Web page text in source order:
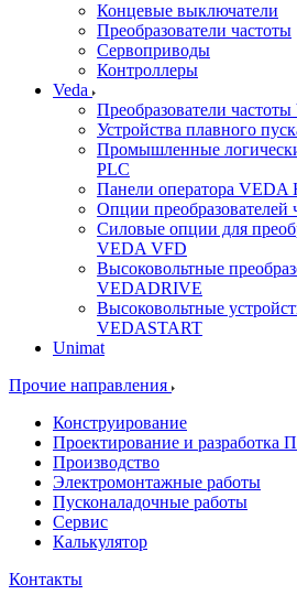
Концевые выключатели
Преобразователи частоты
Сервоприводы
Контроллеры
Veda
Преобразователи
Устройства плавного
Промышленные
PLC
Панели оператора VEDA
Опции
Силовые опции для
VEDA VFD
Высоковольтные
VEDADRIVE
Высоковольтные
VEDASTART
Unimat
Прочие направления
Конструирование
Проектирование и разработка
Производство
Электромонтажные работы
Пусконаладочные работы
Сервис
Калькулятор
Контакты